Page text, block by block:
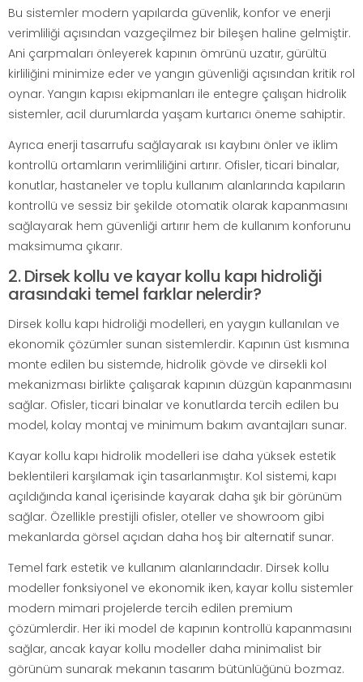
Bu sistemler modern yapılarda güvenlik, konfor ve enerji
verimliliği açısından vazgeçilmez bir bileşen haline gelmiştir.
Ani çarpmaları önleyerek kapının ömrünü uzatır, gürültü
kirliliğini minimize eder ve yangın güvenliği açısından kritik rol
oynar. Yangın kapısı ekipmanları ile entegre çalışan hidrolik
sistemler, acil durumlarda yaşam kurtarıcı öneme sahiptir.
Ayrıca enerji tasarrufu sağlayarak ısı kaybını önler ve iklim
kontrollü ortamların verimliliğini artırır. Ofisler, ticari binalar,
konutlar, hastaneler ve toplu kullanım alanlarında kapıların
kontrollü ve sessiz bir şekilde otomatik olarak kapanmasını
sağlayarak hem güvenliği artırır hem de kullanım konforunu
maksimuma çıkarır.
2. Dirsek kollu ve kayar kollu kapı hidroliği
arasındaki temel farklar nelerdir?
Dirsek kollu kapı hidroliği modelleri, en yaygın kullanılan ve
ekonomik çözümler sunan sistemlerdir. Kapının üst kısmına
monte edilen bu sistemde, hidrolik gövde ve dirsekli kol
mekanizması birlikte çalışarak kapının düzgün kapanmasını
sağlar. Ofisler, ticari binalar ve konutlarda tercih edilen bu
model, kolay montaj ve minimum bakım avantajları sunar.
Kayar kollu kapı hidrolik modelleri ise daha yüksek estetik
beklentileri karşılamak için tasarlanmıştır. Kol sistemi, kapı
açıldığında kanal içerisinde kayarak daha şık bir görünüm
sağlar. Özellikle prestijli ofisler, oteller ve showroom gibi
mekanlarda görsel açıdan daha hoş bir alternatif sunar.
Temel fark estetik ve kullanım alanlarındadır. Dirsek kollu
modeller fonksiyonel ve ekonomik iken, kayar kollu sistemler
modern mimari projelerde tercih edilen premium
çözümlerdir. Her iki model de kapının kontrollü kapanmasını
sağlar, ancak kayar kollu modeller daha minimalist bir
görünüm sunarak mekanın tasarım bütünlüğünü bozmaz.